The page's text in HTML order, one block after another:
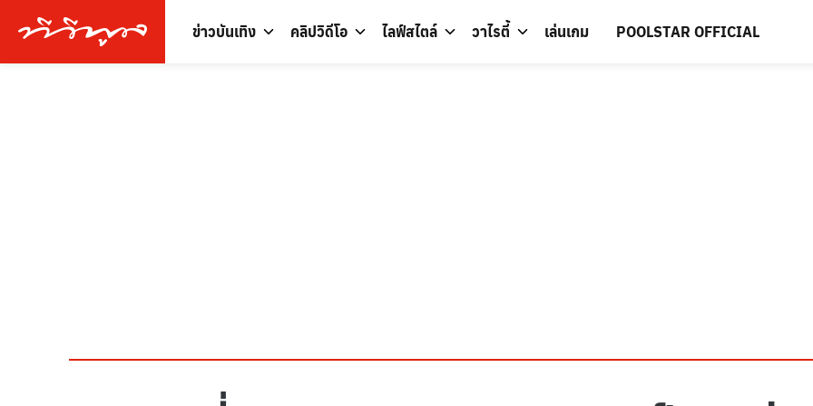
ข่าวบันเทิง คลิปวิดีโอ ไลฟ์สไตล์ วาไรตี้ เล่นเกม POOLSTAR OFFICIAL